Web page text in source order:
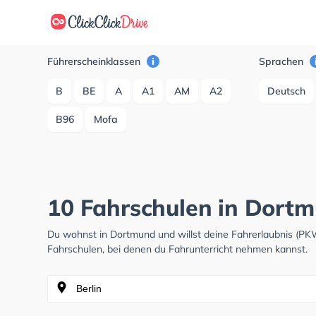
Führerscheinklassen
B BE A A1 AM A2
B96 Mofa
Sprachen
Deutsch
10 Fahrschulen in
Du wohnst in Dortmund und willst deine Fahrerlaubnis
Fahrschulen, bei denen du Fahrunterricht nehmen kannst.